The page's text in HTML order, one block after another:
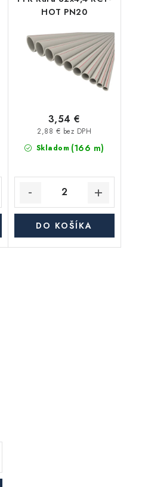
HOT PN20
Skladom (166 m)
2,88 € bez DPH
3,54 €
DO KOŠÍKA